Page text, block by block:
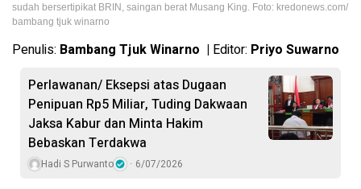
sudah bersertipikat BRIN, saingan berat Musang King. Foto: kredonews.com/
bambang tjuk winarno
Penulis: Bambang Tjuk Winarno | Editor: Priyo Suwarno
Perlawanan/ Eksepsi atas Dugaan
Penipuan Rp5 Miliar, Tuding Dakwaan
Jaksa Kabur dan Minta Hakim
Bebaskan Terdakwa
Hadi S Purwanto 6/07/2026